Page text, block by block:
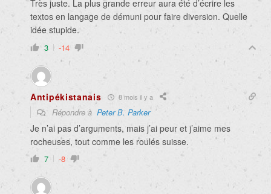
Très juste. La plus grande erreur aura été d’écrire les
textos en langage de démuni pour faire diversion. Quelle
idée stupide.
3 -14
Antipékistanais 8 mois il y a
Répondre à Peter B. Parker
Je n’ai pas d’arguments, mais j’ai peur et j’aime mes
rocheuses, tout comme les roulés suisse.
7 -8